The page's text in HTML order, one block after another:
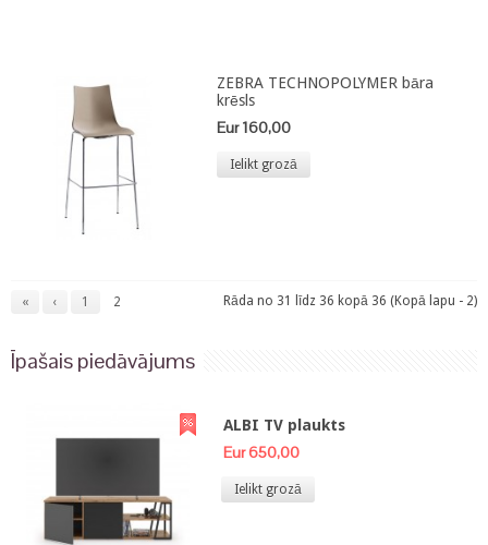
ZEBRA TECHNOPOLYMER bāra
krēsls
Eur 160,00
Ielikt grozā
« ‹ 1 2 Rāda no 31 līdz 36 kopā 36 (Kopā lapu - 2)
Īpašais piedāvājums
ALBI TV plaukts
Eur 650,00
Ielikt grozā